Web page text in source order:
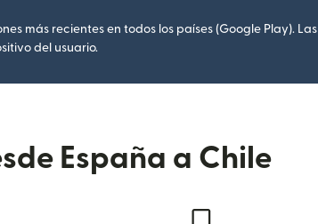
más recientes en todos los países (Google Play). Las
del usuario.
España a Chile